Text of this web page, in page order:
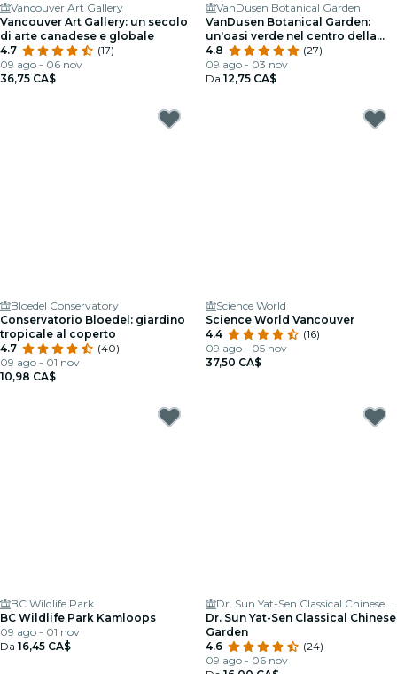
Vancouver Art Gallery
Vancouver Art Gallery: un secolo
di arte canadese e globale
4.7
(17)
09 ago - 06 nov
36,75 CA$
VanDusen Botanical Garden
VanDusen Botanical Garden:
un'oasi verde nel centro della
città
4.8
(27)
09 ago - 03 nov
Da 12,75 CA$
Bloedel Conservatory
Conservatorio Bloedel: giardino
tropicale al coperto
4.7
(40)
09 ago - 01 nov
10,98 CA$
Science World
Science World Vancouver
4.4
(16)
09 ago - 05 nov
37,50 CA$
BC Wildlife Park
BC Wildlife Park Kamloops
09 ago - 01 nov
Da 16,45 CA$
Dr. Sun Yat-Sen Classical Chinese Garden
Dr. Sun Yat-Sen Classical Chinese
Garden
4.6
(24)
09 ago - 06 nov